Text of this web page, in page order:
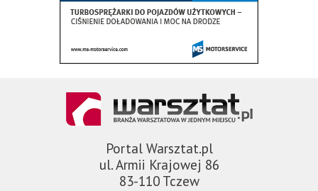
Portal Warsztat.pl
ul. Armii Krajowej 86
83-110 Tczew